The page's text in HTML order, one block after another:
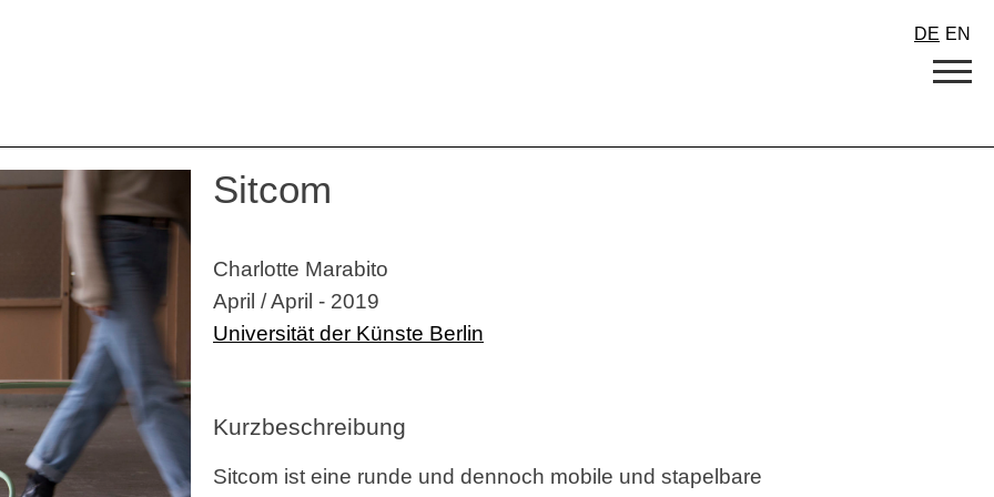
DE EN
Sitcom
Charlotte Marabito
April / April - 2019
Universität der Künste Berlin
Kurzbeschreibung
Sitcom ist eine runde und dennoch mobile und stapelbare